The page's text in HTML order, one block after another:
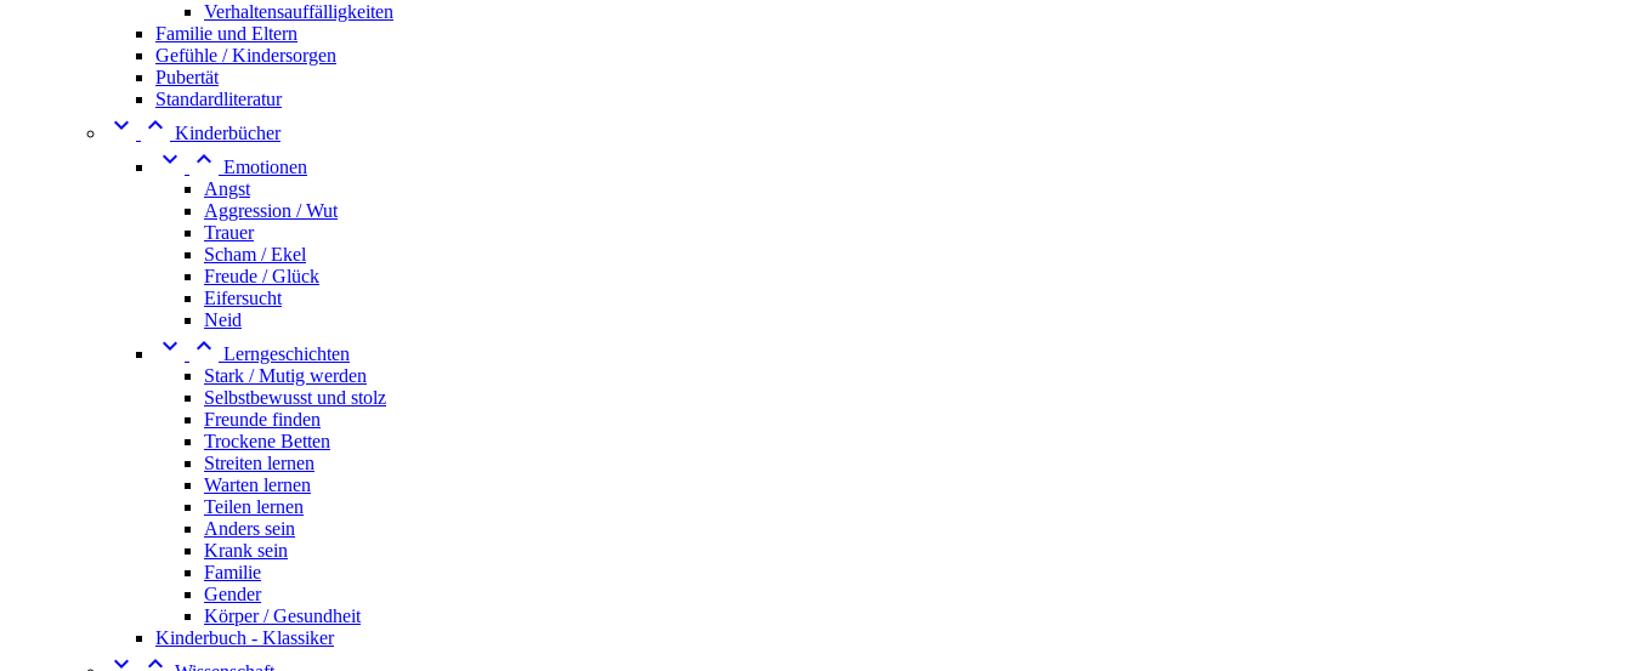
Verhaltensauffälligkeiten
Familie und Eltern
Gefühle / Kindersorgen
Pubertät
Standardliteratur
  Kinderbücher
  Emotionen
Angst
Aggression / Wut
Trauer
Scham / Ekel
Freude / Glück
Eifersucht
Neid
  Lerngeschichten
Stark / Mutig werden
Selbstbewusst und stolz
Freunde finden
Trockene Betten
Streiten lernen
Warten lernen
Teilen lernen
Anders sein
Krank sein
Familie
Gender
Körper / Gesundheit
Kinderbuch - Klassiker
 